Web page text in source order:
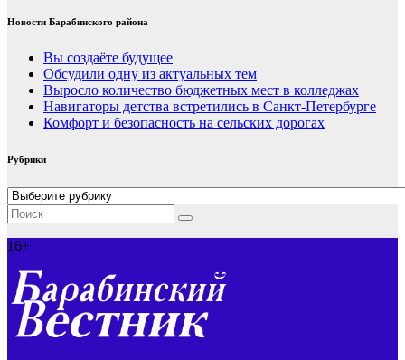
Новости Барабинского района
Вы создаёте будущее
Обсудили одну из актуальных тем
Выросло количество бюджетных мест в колледжах
Навигаторы детства встретились в Санкт-Петербурге
Комфорт и безопасность на сельских дорогах
Рубрики
Рубрики
16+